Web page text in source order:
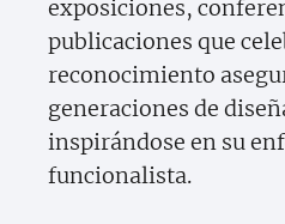
exposiciones,
publicaciones que
reconocimiento
generaciones de
inspirándose en su
funcionalista.